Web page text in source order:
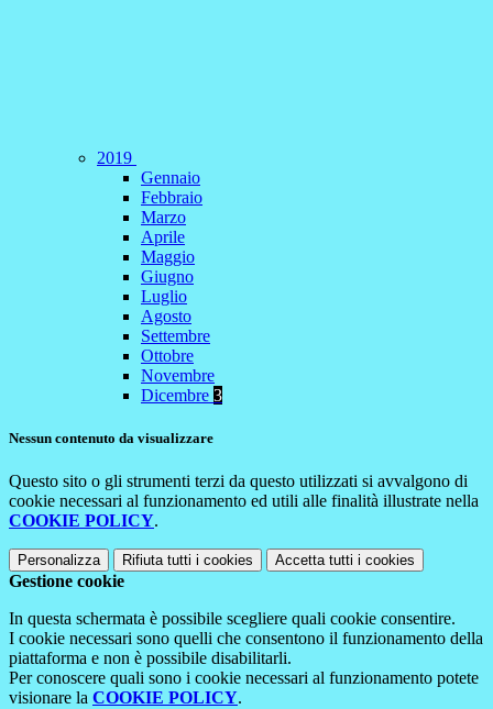
2019
Gennaio
Febbraio
Marzo
Aprile
Maggio
Giugno
Luglio
Agosto
Settembre
Ottobre
Novembre
Dicembre 3
Nessun contenuto da visualizzare
Questo sito o gli strumenti terzi da questo utilizzati si avvalgono di
cookie necessari al funzionamento ed utili alle finalità illustrate nella
COOKIE POLICY.
Personalizza Rifiuta tutti i cookies Accetta tutti i cookies
Gestione cookie
In questa schermata è possibile scegliere quali cookie consentire.
I cookie necessari sono quelli che consentono il funzionamento della
piattaforma e non è possibile disabilitarli.
Per conoscere quali sono i cookie necessari al funzionamento potete
visionare la COOKIE POLICY.